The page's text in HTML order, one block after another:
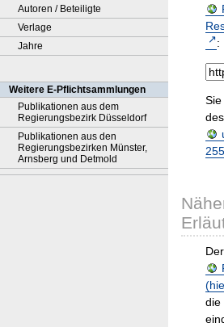
Autoren / Beteiligte
Verlage
Jahre
Weitere E-Pflichtsammlungen
Publikationen aus dem
Regierungsbezirk Düsseldorf
Publikationen aus den
Regierungsbezirken Münster,
Arnsberg und Detmold
:
Sie
die